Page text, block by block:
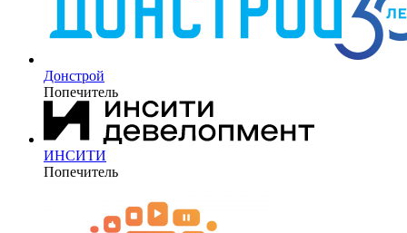
Донстрой
Попечитель
ИНСИТИ
Попечитель